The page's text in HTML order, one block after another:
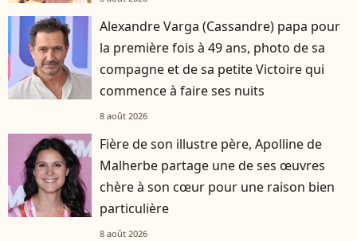
Alexandre Varga (Cassandre) papa pour
la première fois à 49 ans, photo de sa
compagne et de sa petite Victoire qui
commence à faire ses nuits
8 août 2026
Fière de son illustre père, Apolline de
Malherbe partage une de ses œuvres
chère à son cœur pour une raison bien
particulière
8 août 2026